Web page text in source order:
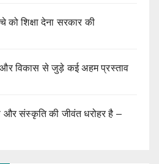
को शिक्षा देना सरकार की
और विकास से जुड़े कई अहम प्रस्ताव
और संस्कृति की जीवंत धरोहर है –